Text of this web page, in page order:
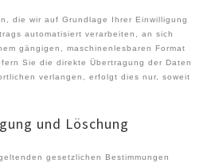
die wir auf Grundlage Ihrer Einwilligung
automatisiert verarbeiten, an sich
gängigen, maschinenlesbaren Format
Sie die direkte Übertragung der Daten
verlangen, erfolgt dies nur, soweit
und Löschung
gesetzlichen Bestimmungen